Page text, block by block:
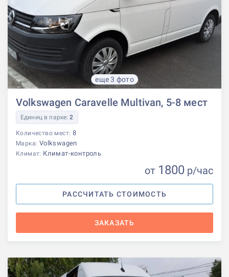
еще 3 фото
Volkswagen Caravelle Multivan, 5-8 мест
Единиц в парке:2
Количество мест: 8
Марка: Volkswagen
Климат: Климат-контроль
от 1800 р/час
РАССЧИТАТЬ СТОИМОСТЬ
ЗАКАЗАТЬ